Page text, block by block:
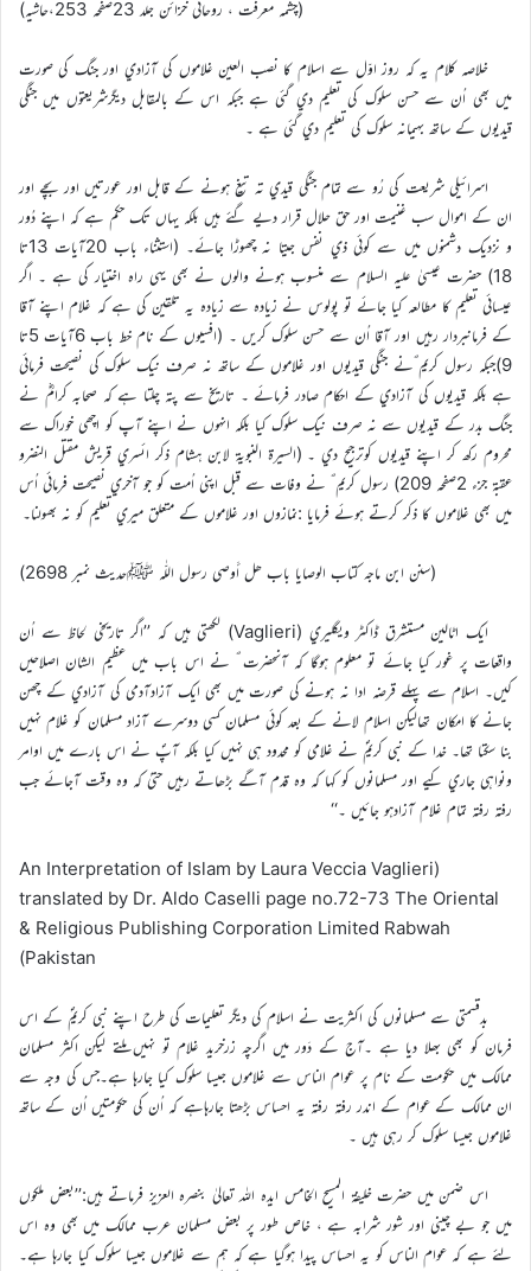
(چشمہ معرفت ، روحاني خزائن جلد 23صفحہ 253،حاشيہ)
خلاصہ کلام يہ کہ روز اوّل سے اسلام کا نصب العين غلاموں کي آزادي اور جنگ کي صورت
ميں بھي اُن سے حسن سلوک کي تعليم دي گئي ہے جبکہ اس کے بالمقابل ديگرشريعتوں ميں جنگي
قيديوں کے ساتھ بہیمانہ سلوک کي تعليم دي گئي ہے ۔
اسرائيلي شريعت کي رُو سے تمام جنگي قيدي تہ تيغ ہونے کے قابل اور عورتيں اور بچے اور
ان کے اموال سب غنيمت اور حق حلال قرار دیے گئے ہيں بلکہ يہاں تک حکم ہے کہ اپنے دُور
و نزديک دشمنوں ميں سے کوئي ذي نفس جيتا نہ چھوڑا جائے۔ (استثناء باب 20آيات 13تا
18) حضرت عيسيٰ عليہ السلام سے منسوب ہونے والوں نے بھي يہي راہ اختيار کي ہے ۔ اگر
عيسائي تعليم کا مطالعہ کيا جائے تو پولوس نے زيادہ سے زيادہ يہ تلقين کي ہے کہ غلام اپنے آقا
کے فرمانبردار رہيں اور آقا اُن سے حسن سلوک کريں ۔ (افسيوں کے نام خط باب 6آيات 5تا
9)جبکہ رسول کريم ؐنے جنگي قيديوں اور غلاموں کے ساتھ نہ صرف نيک سلوک کي نصيحت فرمائي
ہے بلکہ قيديوں کي آزادي کے احکام صادر فرمائے ۔ تاريخ سے پتہ چلتا ہے کہ صحابہ کرامؓ نے
جنگ بدر کے قيديوں سے نہ صرف نيک سلوک کيا بلکہ انہوں نے اپنے آپ کو اچھي خوراک سے
محروم رکھ کر اپنے قيديوں کوترجيح دي ۔ (السيرة النبوية لابن ہشام ذکر ائسري قريش مقتل النضرو
عقبة جزء 2صفحہ 209) رسول کريم ؐ نے وفات سے قبل اپني اُمت کو جو آخري نصيحت فرمائي اُس
ميں بھي غلاموں کا ذکر کرتے ہوئے فرمايا :نمازوں اور غلاموں کے متعلق ميري تعليم کو نہ بھولنا۔
(سنن ابن ماجہ کتاب الوصايا باب ھل أَوصي رسول اللّٰہ ﷺحديث نمبر 2698)
ايک اٹالين مستشرق ڈاکٹر ويگليري (Vaglieri) لکھتي ہيں کہ ’’اگر تاريخي لحاظ سے اُن
واقعات پر غور کيا جائے تو معلوم ہوگا کہ آنحضرت ؐ نے اس باب ميں عظيم الشان اصلاحيں
کيں۔ اسلام سے پہلے قرضہ ادا نہ ہونے کي صورت ميں بھي ايک آزادآدمي کي آزادي کے چھن
جانے کا امکان تھاليکن اسلام لانے کے بعد کوئي مسلمان کسي دوسرے آزاد مسلمان کو غلام نہيں
بنا سکتا تھا۔ خدا کے نبي کریمؐ نے غلامي کو محدود ہي نہيں کيا بلکہ آپؐ نے اس بارے ميں اوامر
ونواہي جاري کیے اور مسلمانوں کو کہا کہ وہ قدم آگے بڑھاتے رہيں حتيٰ کہ وہ وقت آجائے جب
رفتہ رفتہ تمام غلام آزادہو جائيں ۔‘‘
(An Interpretation of Islam by Laura Veccia Vaglieri
translated by Dr. Aldo Caselli page no.72-73 The Oriental
& Religious Publishing Corporation Limited Rabwah
Pakistan)
بدقسمتي سے مسلمانوں کي اکثريت نے اسلام کي ديگر تعليمات کي طرح اپنے نبي کریمؐ کے اس
فرمان کو بھي بھلا ديا ہے ۔آج کے دَور ميں اگرچہ زرخريد غلام تو نہيں ملتے ليکن اکثر مسلمان
ممالک ميں حکومت کے نام پر عوام الناس سے غلاموں جيسا سلوک کيا جارہا ہے۔جس کي وجہ سے
ان ممالک کے عوام کے اندر رفتہ رفتہ يہ احساس بڑھتا جارہاہے کہ اُن کي حکومتيں اُن کے ساتھ
غلاموں جيسا سلوک کر رہي ہيں ۔
اس ضمن ميں حضرت خليفة المسيح الخامس ايدہ اللہ تعاليٰ بنصرہ العزيز فرماتے ہيں:’’بعض ملکوں
ميں جو بے چيني اور شور شرابہ ہے ، خاص طور پر بعض مسلمان عرب ممالک ميں بھي وہ اس
لئے ہے کہ عوام الناس کو يہ احساس پيدا ہوگيا ہے کہ ہم سے غلاموں جيسا سلوک کيا جارہا ہے۔